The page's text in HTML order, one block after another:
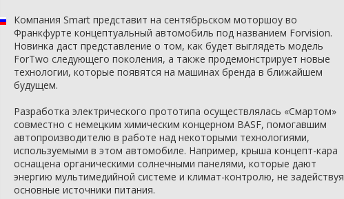
Компания Smart представит на сентябрьском моторшоу во
Франкфурте концептуальный автомобиль под названием Forvision.
Новинка даст представление о том, как будет выглядеть модель
ForTwo следующего поколения, а также продемонстрирует новые
технологии, которые появятся на машинах бренда в ближайшем
будущем.
Разработка электрического прототипа осуществлялась «Смартом»
совместно с немецким химическим концерном BASF, помогавшим
автопроизводителю в работе над некоторыми технологиями,
используемыми в этом автомобиле. Например, крыша концепт-кара
оснащена органическими солнечными панелями, которые дают
энергию мультимедийной системе и климат-контролю, не задействуя
основные источники питания.